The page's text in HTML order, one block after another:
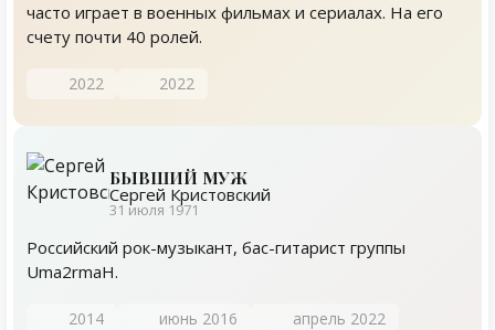
часто играет в военных фильмах и сериалах. На его
счету почти 40 ролей.
2022 2022
БЫВШИЙ МУЖ
Сергей Кристовский
31 июля 1971
Российский рок-музыкант, бас-гитарист группы
Uma2rmaH.
2014 июнь 2016 апрель 2022